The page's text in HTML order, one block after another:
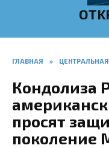
ГЛАВНАЯ »
Кондолиза
просят
поколение